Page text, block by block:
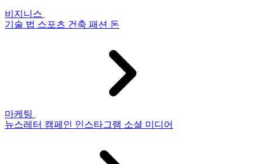
비지니스
기술 법 스포츠 건축 패션 돈
마케팅
뉴스레터 캠페인 인스타그램 소셜 미디어